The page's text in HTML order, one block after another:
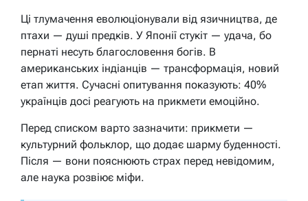
Ці тлумачення еволюціонували від язичництва, де
птахи — душі предків. У Японії стукіт — удача, бо
пернаті несуть благословення богів. В
американських індіанців — трансформація, новий
етап життя. Сучасні опитування показують: 40%
українців досі реагують на прикмети емоційно.
Перед списком варто зазначити: прикмети —
культурний фольклор, що додає шарму буденності.
Після — вони пояснюють страх перед невідомим,
але наука розвіює міфи.